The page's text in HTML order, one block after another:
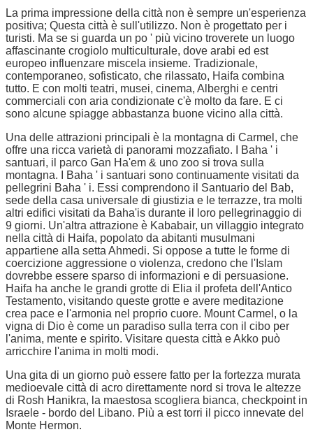
La prima impressione della città non è sempre un'esperienza
positiva; Questa città è sull'utilizzo. Non è progettato per i
turisti. Ma se si guarda un po ' più vicino troverete un luogo
affascinante crogiolo multiculturale, dove arabi ed est
europeo influenzare miscela insieme. Tradizionale,
contemporaneo, sofisticato, che rilassato, Haifa combina
tutto. E con molti teatri, musei, cinema, Alberghi e centri
commerciali con aria condizionate c'è molto da fare. E ci
sono alcune spiagge abbastanza buone vicino alla città.
Una delle attrazioni principali è la montagna di Carmel, che
offre una ricca varietà di panorami mozzafiato. I Baha ' i
santuari, il parco Gan Ha'em & uno zoo si trova sulla
montagna. I Baha ' i santuari sono continuamente visitati da
pellegrini Baha ' i. Essi comprendono il Santuario del Bab,
sede della casa universale di giustizia e le terrazze, tra molti
altri edifici visitati da Baha'is durante il loro pellegrinaggio di
9 giorni. Un'altra attrazione è Kababair, un villaggio integrato
nella città di Haifa, popolato da abitanti musulmani
appartiene alla setta Ahmedi. Si oppose a tutte le forme di
coercizione aggressione o violenza, credono che l'Islam
dovrebbe essere sparso di informazioni e di persuasione.
Haifa ha anche le grandi grotte di Elia il profeta dell'Antico
Testamento, visitando queste grotte e avere meditazione
crea pace e l'armonia nel proprio cuore. Mount Carmel, o la
vigna di Dio è come un paradiso sulla terra con il cibo per
l'anima, mente e spirito. Visitare questa città e Akko può
arricchire l'anima in molti modi.
Una gita di un giorno può essere fatto per la fortezza murata
medioevale città di acro direttamente nord si trova le altezze
di Rosh Hanikra, la maestosa scogliera bianca, checkpoint in
Israele - bordo del Libano. Più a est torri il picco innevate del
Monte Hermon.